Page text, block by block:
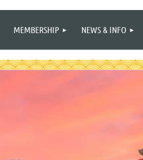
MEMBERSHIP NEWS & INFO
≡